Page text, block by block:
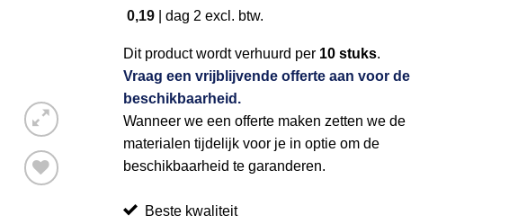
0,19 |dag 2 excl. btw.
Dit product wordt verhuurd per 10 stuks.
Vraag een vrijblijvende offerte aan voor de
beschikbaarheid.
Wanneer we een offerte maken zetten we de
materialen tijdelijk voor je in optie om de
beschikbaarheid te garanderen.
Beste kwaliteit